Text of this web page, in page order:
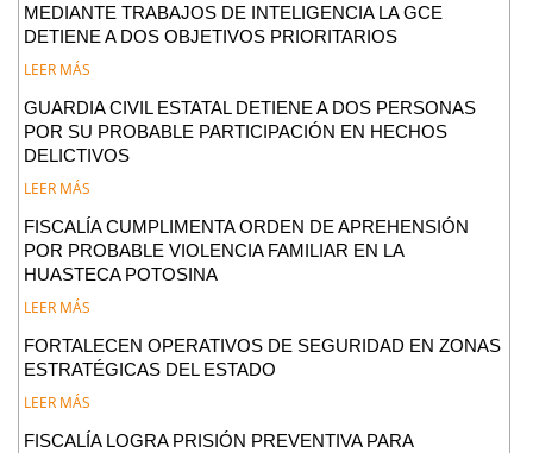
MEDIANTE TRABAJOS DE INTELIGENCIA LA GCE
DETIENE A DOS OBJETIVOS PRIORITARIOS
LEER MÁS
GUARDIA CIVIL ESTATAL DETIENE A DOS PERSONAS
POR SU PROBABLE PARTICIPACIÓN EN HECHOS
DELICTIVOS
LEER MÁS
FISCALÍA CUMPLIMENTA ORDEN DE APREHENSIÓN
POR PROBABLE VIOLENCIA FAMILIAR EN LA
HUASTECA POTOSINA
LEER MÁS
FORTALECEN OPERATIVOS DE SEGURIDAD EN ZONAS
ESTRATÉGICAS DEL ESTADO
LEER MÁS
FISCALÍA LOGRA PRISIÓN PREVENTIVA PARA